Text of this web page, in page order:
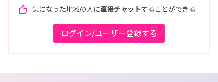
気になった地域の人に直接チャットすることができる
ログイン/ユーザー登録する